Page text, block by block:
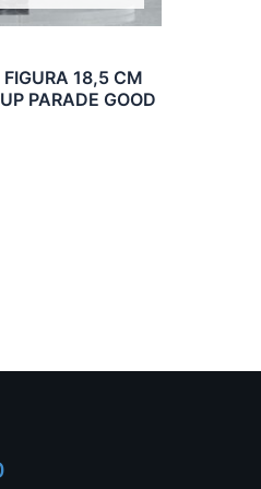
18,5 CM
PARADE GOOD